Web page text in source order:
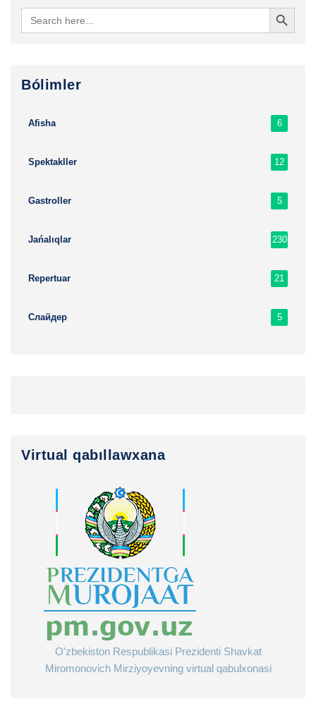
Search
for:
Search Button
Bólimler
Afisha 6
Spektakller 12
Gastroller 5
Jańalıqlar 230
Repertuar 21
Слайдер 5
Virtual qabıllawxana
O'zbekiston Respublikasi Prezidenti Shavkat
Miromonovich Mirziyoyevning virtual qabulxonasi